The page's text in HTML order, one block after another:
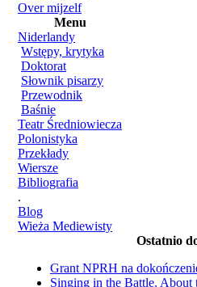
Over mijzelf
Menu
Niderlandy
Wstępy, krytyka
Doktorat
Słownik pisarzy
Przewodnik
Baśnie
Teatr Średniowiecza
Polonistyka
Przekłady
Wiersze
Bibliografia
.
Blog
Wieża Mediewisty
Ostatnio
Grant NPRH na
Singing in the Battle.